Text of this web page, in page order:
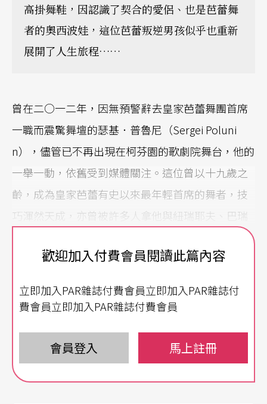
高掛舞鞋，因認識了契合的愛侶、也是芭蕾舞
者的奧西波娃，這位芭蕾叛逆男孩似乎也重新
展開了人生旅程……
曾在二○一二年，因無預警辭去皇家芭蕾舞團首席
一職而震驚舞壇的瑟基．普魯尼（Sergei Poluni
n），儘管已不再出現在柯芬園的歌劇院舞台，他的
一舉一動，依舊受到媒體關注。這位曾以十九歲之
齡，成為皇家芭蕾有史以來最年輕首席的舞者，技
巧渾然天成，亦曾被許多人拿他與紐瑞耶夫、巴瑞
職，才讓他的成長背景、訓練過程引起矚目。三月
ancer在英國上映，揭露他一路走來的成長歷程。
芭蕾叛逆男孩的迷惘
現年廿七歲的普魯尼，生於前蘇聯時期的烏克蘭，
歡迎加入付費會員閱讀此篇內容
立即加入PAR雜誌付費會員立即加入PAR雜誌付
費會員立即加入PAR雜誌付費會員
會員登入 馬上註冊